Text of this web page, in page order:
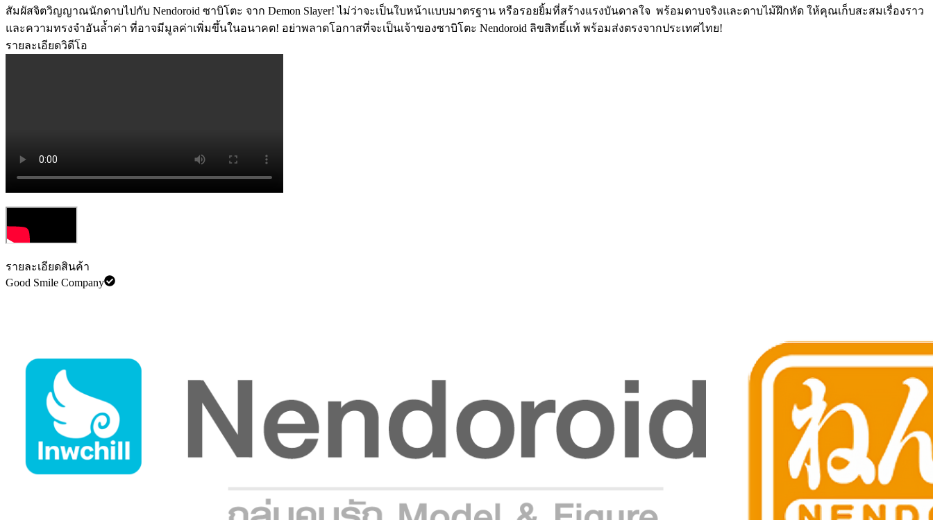
สัมผัสจิตวิญญาณนักดาบไปกับ Nendoroid ซาบิโตะ จาก Demon Slayer! ไม่ว่าจะเป็นใบหน้าแบบมาตรฐาน หรือรอยยิ้มที่สร้างแรงบันดาลใจ ️ พร้อมดาบจริงและดาบไม้ฝึกหัด ให้คุณเก็บสะสมเรื่องราว
และความทรงจำอันล้ำค่า ที่อาจมีมูลค่าเพิ่มขึ้นในอนาคต! อย่าพลาดโอกาสที่จะเป็นเจ้าของซาบิโตะ Nendoroid ลิขสิทธิ์แท้ พร้อมส่งตรงจากประเทศไทย!
รายละเอียดวิดีโอ
รายละเอียดสินค้า
Good Smile Company